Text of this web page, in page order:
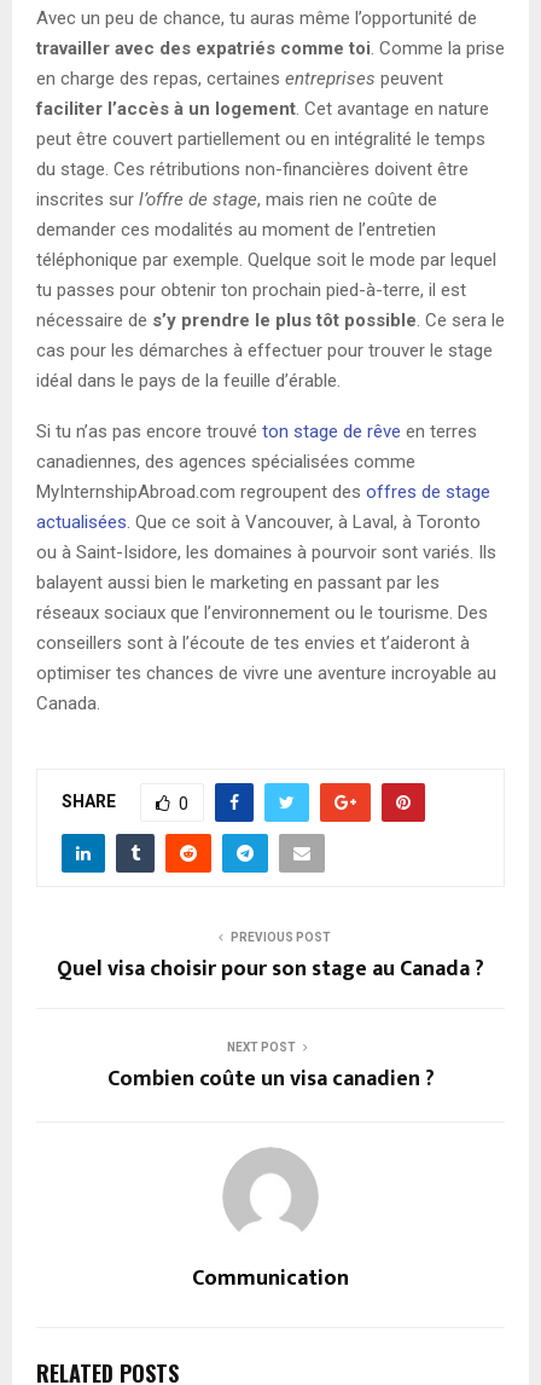
Avec un peu de chance, tu auras même l’opportunité de
travailler avec des expatriés comme toi. Comme la prise
en charge des repas, certaines entreprises peuvent
faciliter l’accès à un logement. Cet avantage en nature
peut être couvert partiellement ou en intégralité le temps
du stage. Ces rétributions non-financières doivent être
inscrites sur l’offre de stage, mais rien ne coûte de
demander ces modalités au moment de l’entretien
téléphonique par exemple. Quelque soit le mode par lequel
tu passes pour obtenir ton prochain pied-à-terre, il est
nécessaire de s’y prendre le plus tôt possible. Ce sera le
cas pour les démarches à effectuer pour trouver le stage
idéal dans le pays de la feuille d’érable.
Si tu n’as pas encore trouvé ton stage de rêve en terres
canadiennes, des agences spécialisées comme
MyInternshipAbroad.com regroupent des offres de stage
actualisées. Que ce soit à Vancouver, à Laval, à Toronto
ou à Saint-Isidore, les domaines à pourvoir sont variés. Ils
balayent aussi bien le marketing en passant par les
réseaux sociaux que l’environnement ou le tourisme. Des
conseillers sont à l’écoute de tes envies et t’aideront à
optimiser tes chances de vivre une aventure incroyable au
Canada.
SHARE 0
PREVIOUS POST
Quel visa choisir pour son stage au Canada ?
NEXT POST
Combien coûte un visa canadien ?
Communication
RELATED POSTS